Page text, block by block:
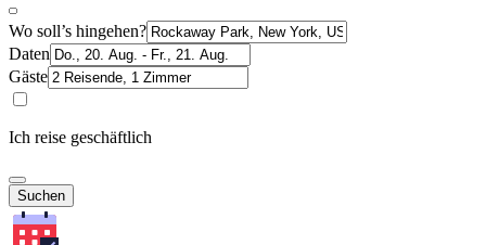
Wo soll’s hingehen?
Daten
Gäste
Ich reise geschäftlich
Suchen